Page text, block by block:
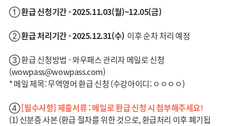
① 환급 신청기간 - 2025.11.03(월)~12.05(금)
② 환급 처리기간 - 2025.12.31(수) 이후 순차 처리 예정
③ 환급 신청방법 - 와우패스 관리자 메일로 신청
(wowpass@wowpass.com)
* 메일 제목: 무역영어 환급 신청 (수강아이디: ㅇㅇㅇㅇ)
④ [필수사항] 제출서류 : 메일로 환급 신청 시 첨부해주세요!
(1) 신분증 사본 (환급 절차를 위한 것으로, 환급처리 이후 폐기됩